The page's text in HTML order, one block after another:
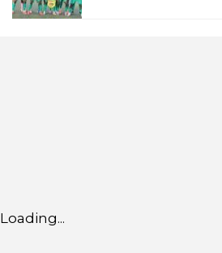
Loading...